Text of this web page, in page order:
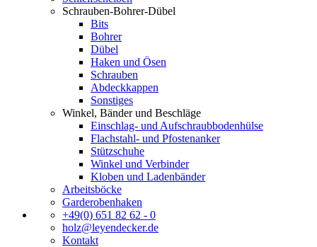
Schrauben-Bohrer-Dübel
Bits
Bohrer
Dübel
Haken und Ösen
Schrauben
Abdeckkappen
Sonstiges
Winkel, Bänder und Beschläge
Einschlag- und Aufschraubbodenhülse
Flachstahl- und Pfostenanker
Stützschuhe
Winkel und Verbinder
Kloben und Ladenbänder
Arbeitsböcke
Garderobenhaken
+49(0) 651 82 62 - 0
holz@leyendecker.de
Kontakt